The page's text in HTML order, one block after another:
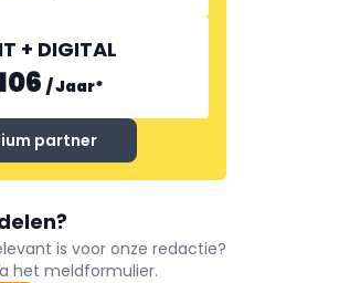
+ DIGITAL
/Jaar*
partner
is voor onze redactie?
het meldformulier.